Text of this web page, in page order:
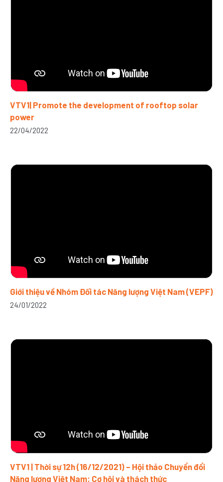
VTV1| Promote the development of rooftop solar
power
22/04/2022
Giới thiệu về Nhóm Đối tác Năng lượng Việt Nam (VEPF)
24/01/2022
VTV1 | Thời sự 12h (16/12/2021) – Hội thảo Chuyển đổi
Năng lượng Việt Nam: Cơ hội và thách thức